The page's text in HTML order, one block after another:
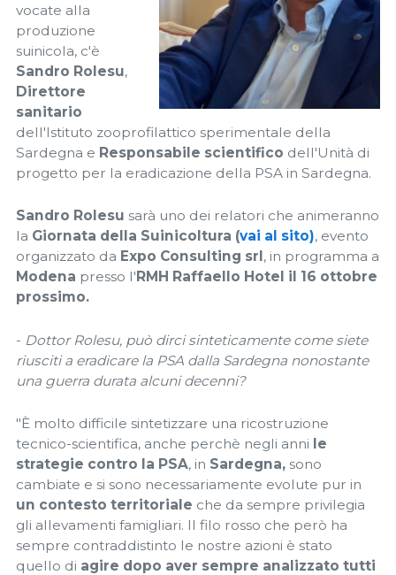
vocate alla
produzione
suinicola, c'è
Sandro Rolesu,
Direttore
sanitario
dell'Istituto zooprofilattico sperimentale della
Sardegna e Responsabile scientifico dell'Unità di
progetto per la eradicazione della PSA in Sardegna.
Sandro Rolesu sarà uno dei relatori che animeranno
la Giornata della Suinicoltura (vai al sito), evento
organizzato da Expo Consulting srl , in programma a
Modena presso l' RMH Raffaello Hotel il 16 ottobre
prossimo.
- Dottor Rolesu, può dirci sinteticamente come siete
riusciti a eradicare la PSA dalla Sardegna nonostante
una guerra durata alcuni decenni?
"È molto difficile sintetizzare una ricostruzione
tecnico-scientifica, anche perchè negli anni le
strategie contro la PSA, in Sardegna, sono
cambiate e si sono necessariamente evolute pur in
un contesto territoriale che da sempre privilegia
gli allevamenti famigliari. Il filo rosso che però ha
sempre contraddistinto le nostre azioni è stato
quello di agire dopo aver sempre analizzato tutti